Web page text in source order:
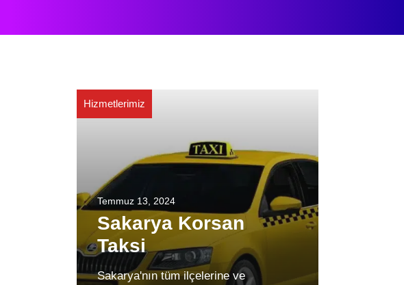
Hizmetlerimiz
Temmuz 13, 2024
Sakarya Korsan
Taksi
Sakarya'nın tüm ilçelerine ve